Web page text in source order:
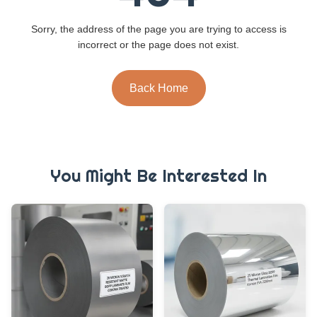
Sorry, the address of the page you are trying to access is
incorrect or the page does not exist.
Back Home
You Might Be Interested In